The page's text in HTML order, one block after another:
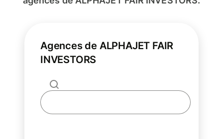
Agences de ALPHAJET FAIR
INVESTORS